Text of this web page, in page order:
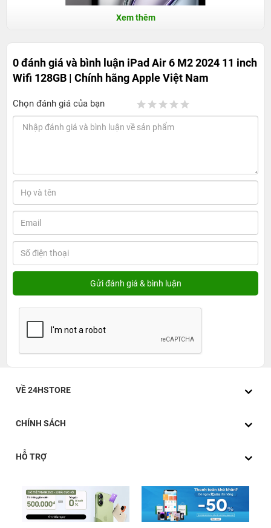
Với thiết kế mỏng nhẹ và tinh tế, iPad Air 6 M2 11-inch
thể mang theo bất kỳ nơi đâu một cách dễ dàng. Bên
cạnh đó, sản phẩm có các bo tròn mềm mại cùng phần
vỏ được chế tạo từ kim loại chất lượng cao tạo nên một
cảm giác cầm nắm vô cùng thoải mái.
Bên cạnh các màu sắc quen thuộc như Xám Không Gian
và Trắng, iPad Air 6 còn có thêm hai tùy chọn mới: Tím
và Xanh Dương. Những gam màu này đều giúp thể hiện
phong cách riêng của người dùng.
iPad Air 6 M2 11-inch Wi-Fi sở hữu màn hình
với độ phân giải cao
Xem thêm
0 đánh giá và bình luận iPad Air 6 M2 2024 11 inch
Wifi 128GB | Chính hãng Apple Việt Nam
Chọn đánh giá của bạn
VỀ 24HSTORE
CHÍNH SÁCH
HỖ TRỢ